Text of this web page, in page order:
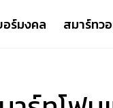
อร์มงคล สมาร์ทว